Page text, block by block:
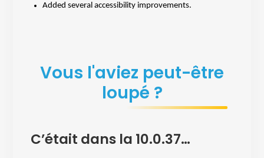
Added several accessibility improvements.
Vous l'aviez peut-être
loupé ?
C’était dans la 10.0.37…